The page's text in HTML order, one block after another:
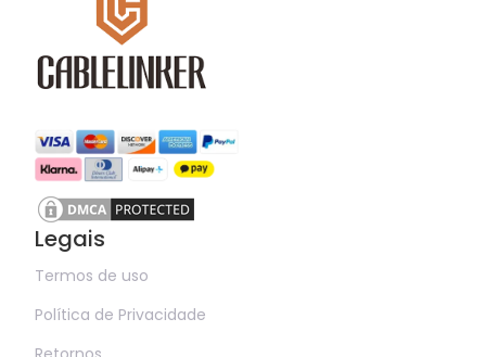
Legais
Termos de uso
Política de Privacidade